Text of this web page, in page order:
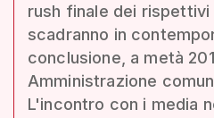
rush finale dei rispettivi
scadranno in
conclusione, a metà
Amministrazione
L'incontro con i media